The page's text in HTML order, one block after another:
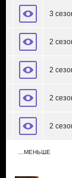
3
2
2
2
2
…МЕНЬШЕ